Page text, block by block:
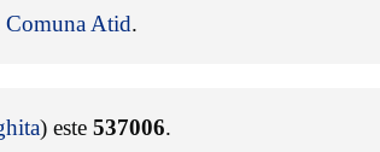
Comuna Atid.
) este 537006.